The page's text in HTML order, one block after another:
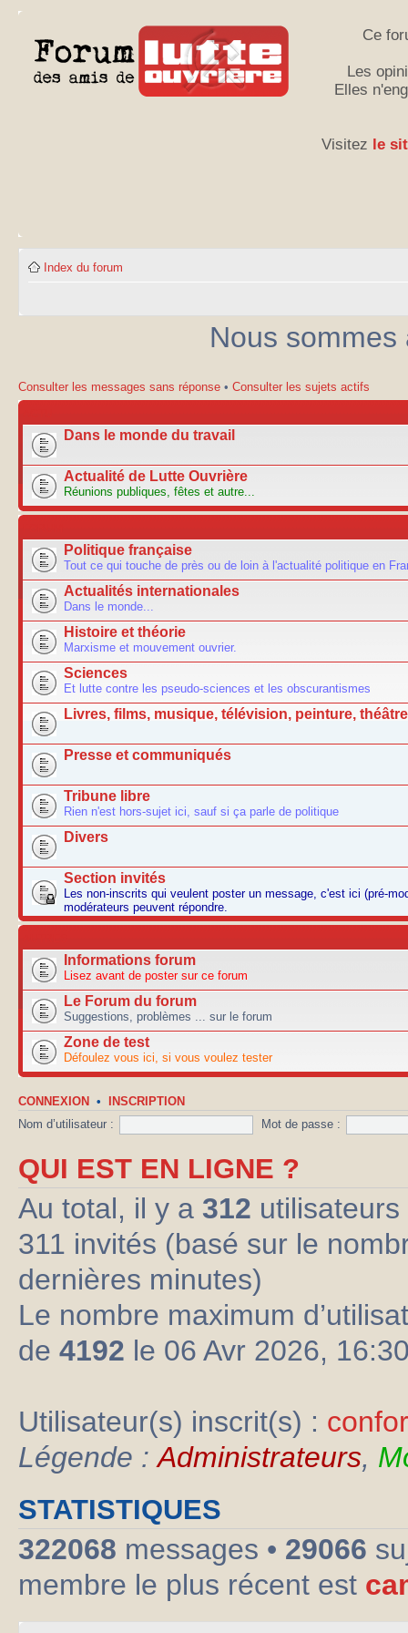
Ce
Les
Elles
Visitez le
Index du forum
Nous
Consulter les messages sans réponse • Consulter les sujets actifs
Dans le monde du travail
Actualité de Lutte Ouvrière
Réunions publiques, fêtes et autre...
Politique française
Tout ce qui touche de près ou de loin à l'actualité politique en
Actualités internationales
Dans le monde...
Histoire et théorie
Marxisme et mouvement ouvrier.
Sciences
Et lutte contre les pseudo-sciences et les obscurantismes
Livres, films, musique, télévision, peinture,
Presse et communiqués
Tribune libre
Rien n'est hors-sujet ici, sauf si ça parle de politique
Divers
Section invités
Les non-inscrits qui veulent poster un message, c'est ici (pré-
modérateurs peuvent répondre.
Informations forum
Lisez avant de poster sur ce forum
Le Forum du forum
Suggestions, problèmes ... sur le forum
Zone de test
Défoulez vous ici, si vous voulez tester
CONNEXION • INSCRIPTION
Nom d’utilisateur : Mot de passe :
QUI EST EN LIGNE ?
Au total, il y a 312
311 invités (basé sur le
dernières minutes)
Le nombre maximum
de 4192 le 06 Avr 2026,
Utilisateur(s) inscrit(s) :
Légende :Administrateurs,
STATISTIQUES
322068 messages • 29066
membre le plus récent est